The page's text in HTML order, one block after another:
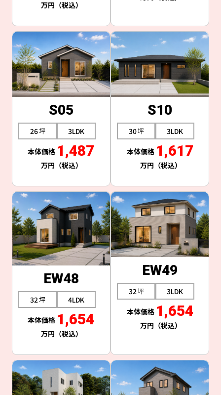
S05
26 3LDK
1,487
S10
30 3LDK
1,617
EW48
32 4LDK
1,654
EW49
32 3LDK
1,654